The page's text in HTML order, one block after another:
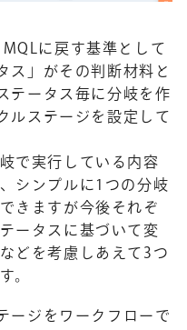
に戻す基準として
ス」がその判断材料と
テータス毎に分岐を作
ルステージを設定して
で実行している内容
シンプルに1つの分岐
きますが今後それぞ
ータスに基づいて変
どを考慮しあえて3つ
。
ージをワークフローで